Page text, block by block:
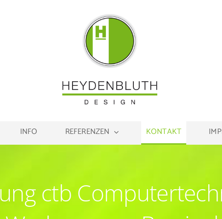
INFO REFERENZEN KONTAKT
ctb